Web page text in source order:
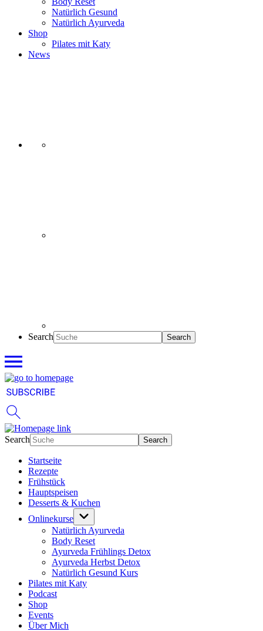
Natürlich Gesund
Natürlich Ayurveda
Shop
Pilates mit Katy
News
Search
Search
Startseite
Rezepte
Frühstück
Hauptspeisen
Desserts & Kuchen
Onlinekurse
Natürlich Ayurveda
Body Reset
Ayurveda Frühlings Detox
Ayurveda Herbst Detox
Natürlich Gesund Kurs
Pilates mit Katy
Podcast
Shop
Events
Über Mich